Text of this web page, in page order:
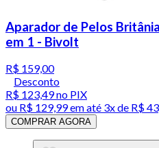
Aparador de Pelos
em 1 - Bivolt
R$ 159,00
Desconto
R$ 123,49no PIX
ou R$ 129,99em até 3x de R$
COMPRAR AGORA